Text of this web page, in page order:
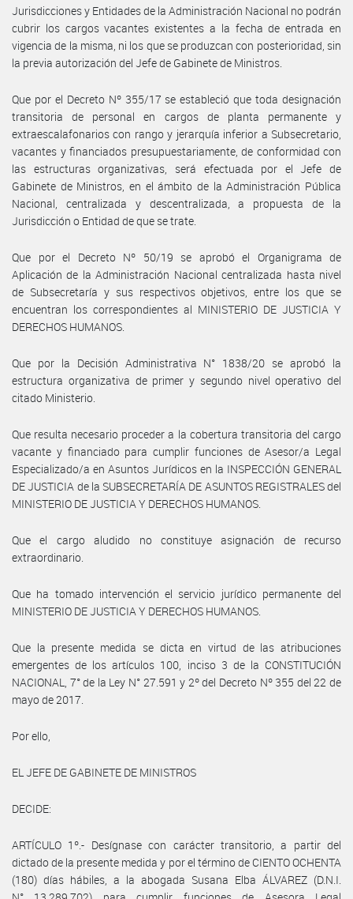
Jurisdicciones y Entidades de la Administración Nacional no podrán
cubrir los cargos vacantes existentes a la fecha de entrada en
vigencia de la misma, ni los que se produzcan con posterioridad, sin
la previa autorización del Jefe de Gabinete de Ministros.
Que por el Decreto Nº 355/17 se estableció que toda designación
transitoria de personal en cargos de planta permanente y
extraescalafonarios con rango y jerarquía inferior a Subsecretario,
vacantes y financiados presupuestariamente, de conformidad con
las estructuras organizativas, será efectuada por el Jefe de
Gabinete de Ministros, en el ámbito de la Administración Pública
Nacional, centralizada y descentralizada, a propuesta de la
Jurisdicción o Entidad de que se trate.
Que por el Decreto Nº 50/19 se aprobó el Organigrama de
Aplicación de la Administración Nacional centralizada hasta nivel
de Subsecretaría y sus respectivos objetivos, entre los que se
encuentran los correspondientes al MINISTERIO DE JUSTICIA Y
DERECHOS HUMANOS.
Que por la Decisión Administrativa N° 1838/20 se aprobó la
estructura organizativa de primer y segundo nivel operativo del
citado Ministerio.
Que resulta necesario proceder a la cobertura transitoria del cargo
vacante y financiado para cumplir funciones de Asesor/a Legal
Especializado/a en Asuntos Jurídicos en la INSPECCIÓN GENERAL
DE JUSTICIA de la SUBSECRETARÍA DE ASUNTOS REGISTRALES del
MINISTERIO DE JUSTICIA Y DERECHOS HUMANOS.
Que el cargo aludido no constituye asignación de recurso
extraordinario.
Que ha tomado intervención el servicio jurídico permanente del
MINISTERIO DE JUSTICIA Y DERECHOS HUMANOS.
Que la presente medida se dicta en virtud de las atribuciones
emergentes de los artículos 100, inciso 3 de la CONSTITUCIÓN
NACIONAL, 7° de la Ley N° 27.591 y 2º del Decreto Nº 355 del 22 de
mayo de 2017.
Por ello,
EL JEFE DE GABINETE DE MINISTROS
DECIDE:
ARTÍCULO 1º.- Desígnase con carácter transitorio, a partir del
dictado de la presente medida y por el término de CIENTO OCHENTA
(180) días hábiles, a la abogada Susana Elba ÁLVAREZ (D.N.I.